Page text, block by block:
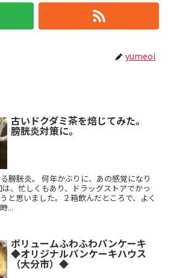
yumeoi
古いドクダミ茶を焙じてみた。
膀胱炎対策に。
膀胱炎。 何年かぶりに、あの感覚になり
、忙しくもあり、ドラッグストアでかっ
と思いました。２箱飲んだところで、よく
...
ボリュームふわふわパンケーキ
◆オリジナルパンケーキハウス
（大分市）◆